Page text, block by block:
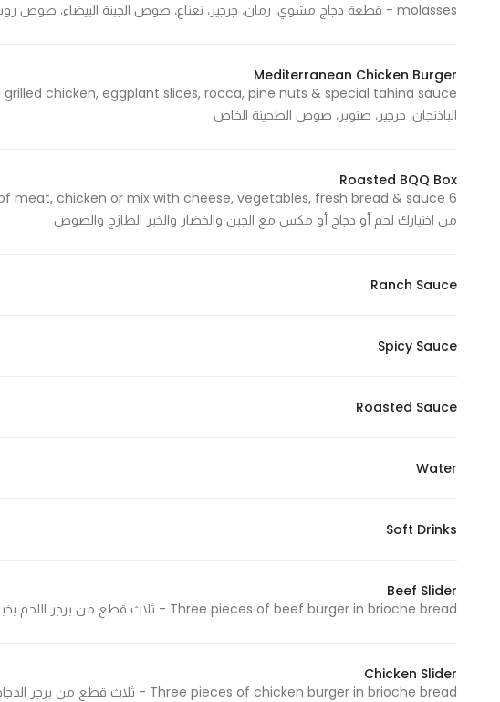
molasses - قطعة دجاج مشوي، رمان، جرجير، نعناع، صوص الجبنة البيضاء، صوص روستد، دبس الرمان
Mediterranean Chicken Burger
الباذنجان، جرجير، صنوبر، صوص الطحينة الخاص
Roasted BQQ Box
من اختيارك لحم أو دجاج أو مكس مع الجبن والخضار والخبر الطازج والصوص
Ranch Sauce
Spicy Sauce
Roasted Sauce
Water
Soft Drinks
Beef Slider
Three pieces of beef burger in brioche bread - ثلاث قطع من برجر اللحم بخبز البريوش
Chicken Slider
Three pieces of chicken burger in brioche bread - ثلاث قطع من برجر الدجاج بخبز البريوش
your
interests and
behavior as
increase the
chance of
seeing
content and